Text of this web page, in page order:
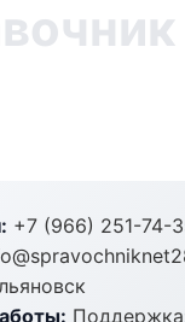
+7 (966) 251-74-